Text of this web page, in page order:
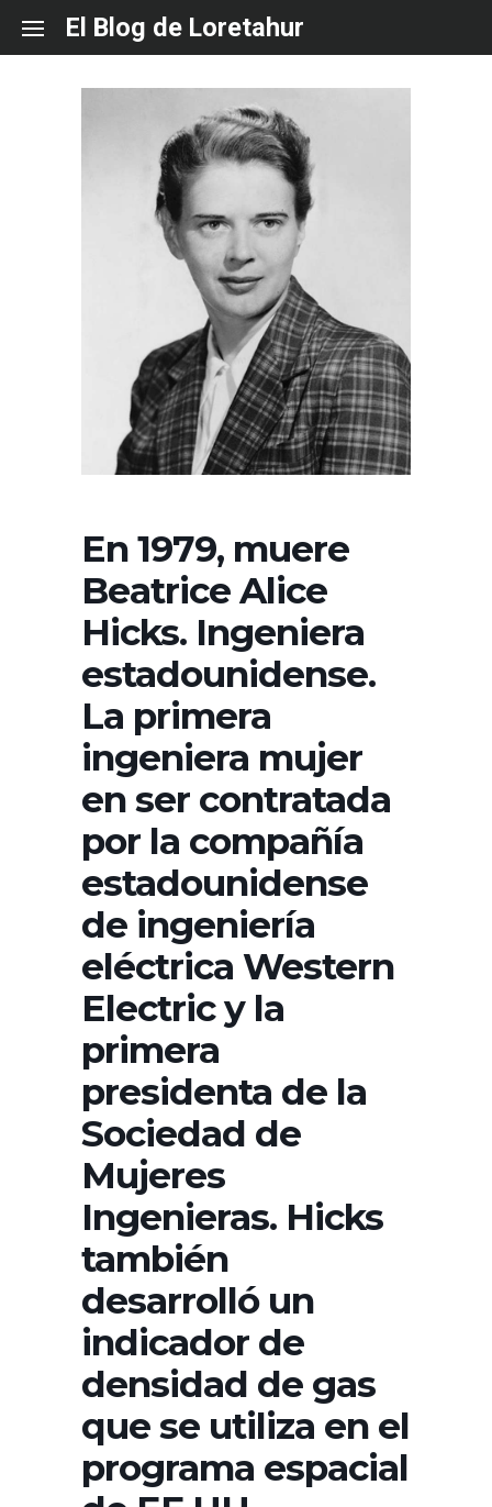
content
El Blog de Loretahur
En 1979, muere
Beatrice Alice
Hicks. Ingeniera
estadounidense.
La primera
ingeniera mujer
en ser contratada
por la compañía
estadounidense
de ingeniería
eléctrica Western
Electric y la
primera
presidenta de la
Sociedad de
Mujeres
Ingenieras.​ Hicks
también
desarrolló un
indicador de
densidad de gas
que se utiliza en el
programa espacial